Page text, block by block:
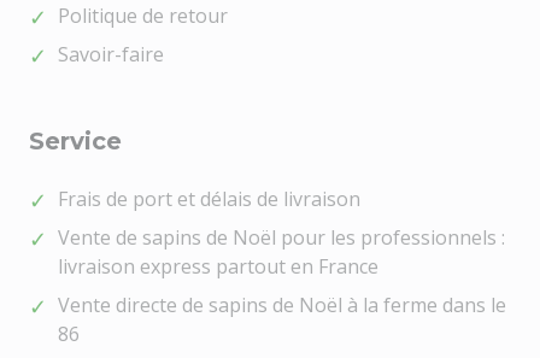
Politique de retour
Savoir-faire
Service
Frais de port et délais de livraison
Vente de sapins de Noël pour les professionnels :
livraison express partout en France
Vente directe de sapins de Noël à la ferme dans le
86